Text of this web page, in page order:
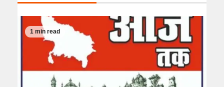
1 min read